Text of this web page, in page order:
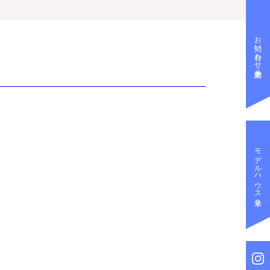
お問い合わせ・来店予約
モデルハウス見学